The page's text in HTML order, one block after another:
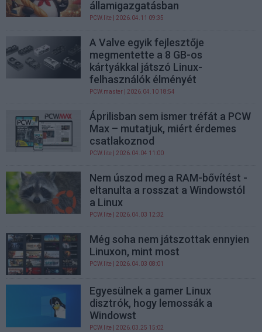
államigazgatásban
PCW.lite | 2026.04.11 09:35
A Valve egyik fejlesztője
megmentette a 8 GB-os
kártyákkal játszó Linux-
felhasználók élményét
PCW.master | 2026.04.10 18:54
Áprilisban sem ismer tréfát a PCW
Max – mutatjuk, miért érdemes
csatlakoznod
PCW.lite | 2026.04.04 11:00
Nem úszod meg a RAM-bővítést -
eltanulta a rosszat a Windowstól
a Linux
PCW.lite | 2026.04.03 12:32
Még soha nem játszottak ennyien
Linuxon, mint most
PCW.lite | 2026.04.03 08:01
Egyesülnek a gamer Linux
disztrók, hogy lemossák a
Windowst
PCW.lite | 2026.03.25 15:02